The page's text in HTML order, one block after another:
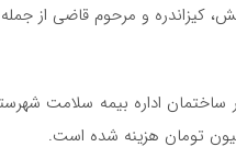
کیزاندره و مرحوم قاضی از
اداره بیمه سلامت